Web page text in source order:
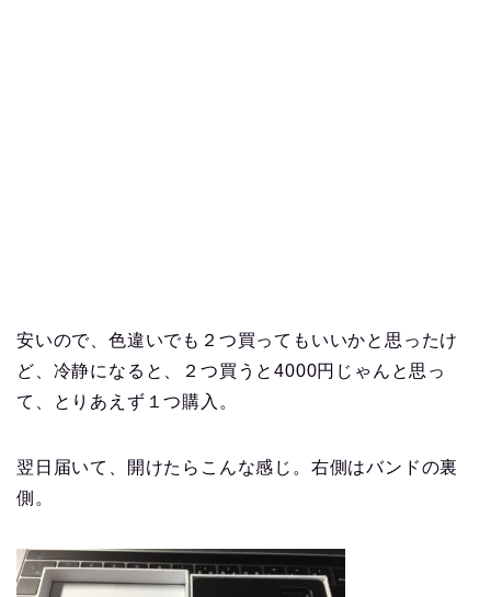
安いので、色違いでも２つ買ってもいいかと思ったけ
ど、冷静になると、２つ買うと4000円じゃんと思っ
て、とりあえず１つ購入。
翌日届いて、開けたらこんな感じ。右側はバンドの裏
側。